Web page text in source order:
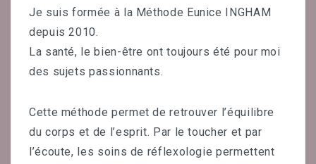
Je suis formée à la Méthode Eunice INGHAM
depuis 2010.
La santé, le bien-être ont toujours été pour moi
des sujets passionnants.
Cette méthode permet de retrouver l’équilibre
du corps et de l’esprit. Par le toucher et par
l’écoute, les soins de réflexologie permettent